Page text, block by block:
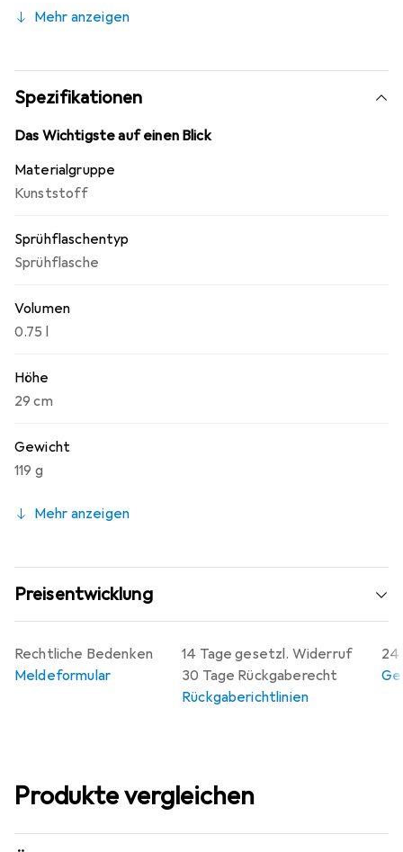
und Essigsäure.
Mehr anzeigen
Spezifikationen
Das Wichtigste auf einen Blick
Materialgruppe
Kunststoff
Sprühflaschentyp
Sprühflasche
Volumen
0.75 l
Höhe
29 cm
Gewicht
119 g
Mehr anzeigen
Preisentwicklung
14 Tage gesetzl. Widerruf
30 Tage Rückgaberecht
Rückgaberichtlinien
24
Rechtliche Bedenken
Meldeformular
Produkte vergleichen